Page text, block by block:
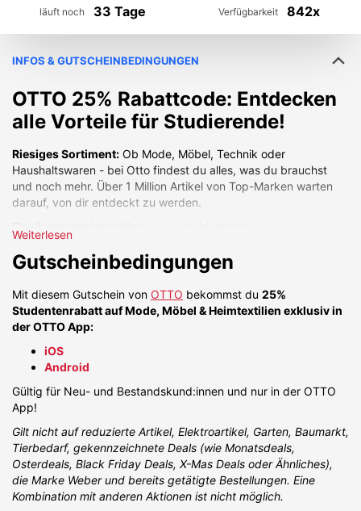
läuft noch 33 Tage Verfügbarkeit 842x
INFOS & GUTSCHEINBEDINGUNGEN
OTTO 25% Rabattcode: Entdecken
alle Vorteile für Studierende!
Riesiges Sortiment: Ob Mode, Möbel, Technik oder
Haushaltswaren - bei Otto findest du alles, was du brauchst
und noch mehr. Über 1 Million Artikel von Top-Marken warten
darauf, von dir entdeckt zu werden.
Zahlungsmöglichkeiten diejenige, die am besten zu dir passt.
Kauf auf Rechnung, Ratenzahlung, Vorkasse oder PayPal -
Schnell geliefert, schnell aufgebaut:Profitiere von der
schnellen Lieferung und dem zuverlässigen Versand. Bei Bedarf
kannst du auch den praktischen Aufbauservice nutzen.
Kostenlos retournieren:
Otto hast du 30 Tage Zeit, deine Artikel kostenlos
zurückzusenden.
Exklusive Vorteile für Studenten &
Studentinnen im OTTO Onlineshop:
25% Rabatt auf deine Bestellung von Möbel, Mode,
Heimtextilien
Regelmäßige Angebote für Studierende
Flexible Zahlungsmöglichkeiten
Weiterlesen
Gutscheinbedingungen
Mit diesem Gutschein von OTTO bekommst du 25%
Studentenrabatt auf Mode, Möbel & Heimtextilien exklusiv in
der OTTO App:
iOS
Android
Gültig für Neu- und Bestandskund:innen und nur in der OTTO
App!
Gilt nicht auf reduzierte Artikel, Elektroartikel, Garten, Baumarkt,
Tierbedarf, gekennzeichnete Deals (wie Monatsdeals,
Osterdeals, Black Friday Deals, X-Mas Deals oder Ähnliches),
die Marke Weber und bereits getätigte Bestellungen. Eine
Kombination mit anderen Aktionen ist nicht möglich.